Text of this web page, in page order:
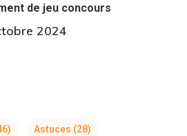
de jeu concours
2024
Astuces (28)